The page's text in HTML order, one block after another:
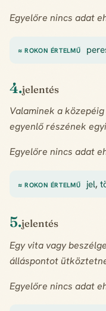
Egyelőre nincs adat
≈ ROKON ÉRTELMŰ
4.jelentés
Valaminek a
egyenlő részének
Egyelőre nincs adat
≈ ROKON ÉRTELMŰ jel,
5.jelentés
Egy vita vagy
álláspontot
Egyelőre nincs adat